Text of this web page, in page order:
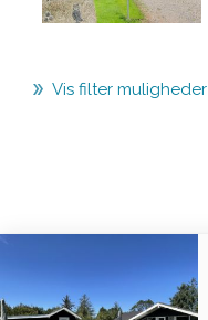
Vis filter muligheder